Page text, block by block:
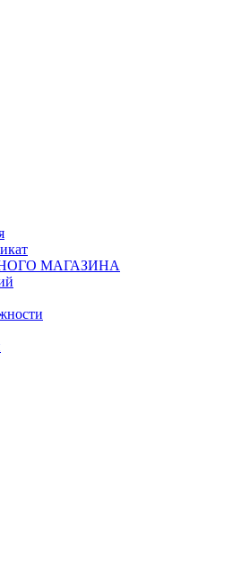
МАГАЗИНА